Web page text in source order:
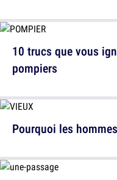
10 trucs que vous
pompiers
Pourquoi les